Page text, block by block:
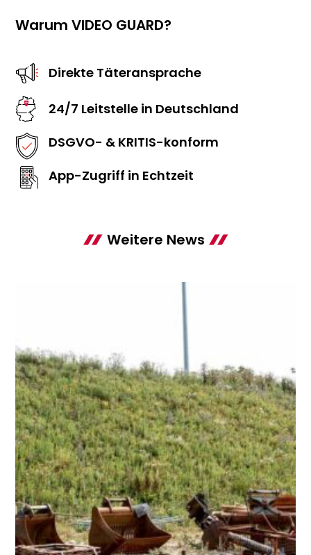
Warum VIDEO GUARD?
Direkte Täteransprache
24/7 Leitstelle in Deutschland
DSGVO- & KRITIS-konform
App-Zugriff in Echtzeit
Weitere News